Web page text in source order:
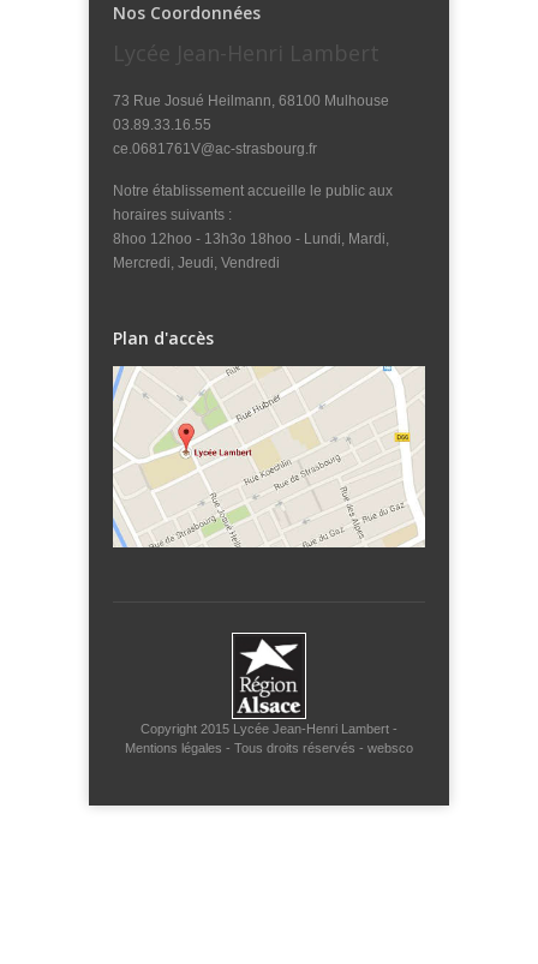
Nos Coordonnées
Lycée Jean-Henri Lambert
73 Rue Josué Heilmann, 68100 Mulhouse
03.89.33.16.55
ce.0681761V@ac-strasbourg.fr
Notre établissement accueille le public aux
horaires suivants :
8hoo 12hoo - 13h3o 18hoo - Lundi, Mardi,
Mercredi, Jeudi, Vendredi
Plan d'accès
Copyright 2015 Lycée Jean-Henri Lambert -
Mentions légales - Tous droits réservés - websco